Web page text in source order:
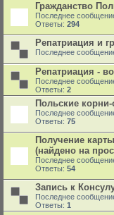
Гражданство
Последнее
Ответы: 294
Репатриация и
Последнее
Репатриация -
Последнее
Ответы: 2
Польские
Последнее
Ответы: 75
Получение
(найдено на
Последнее
Ответы: 54
Запись к
Последнее
Ответы: 1